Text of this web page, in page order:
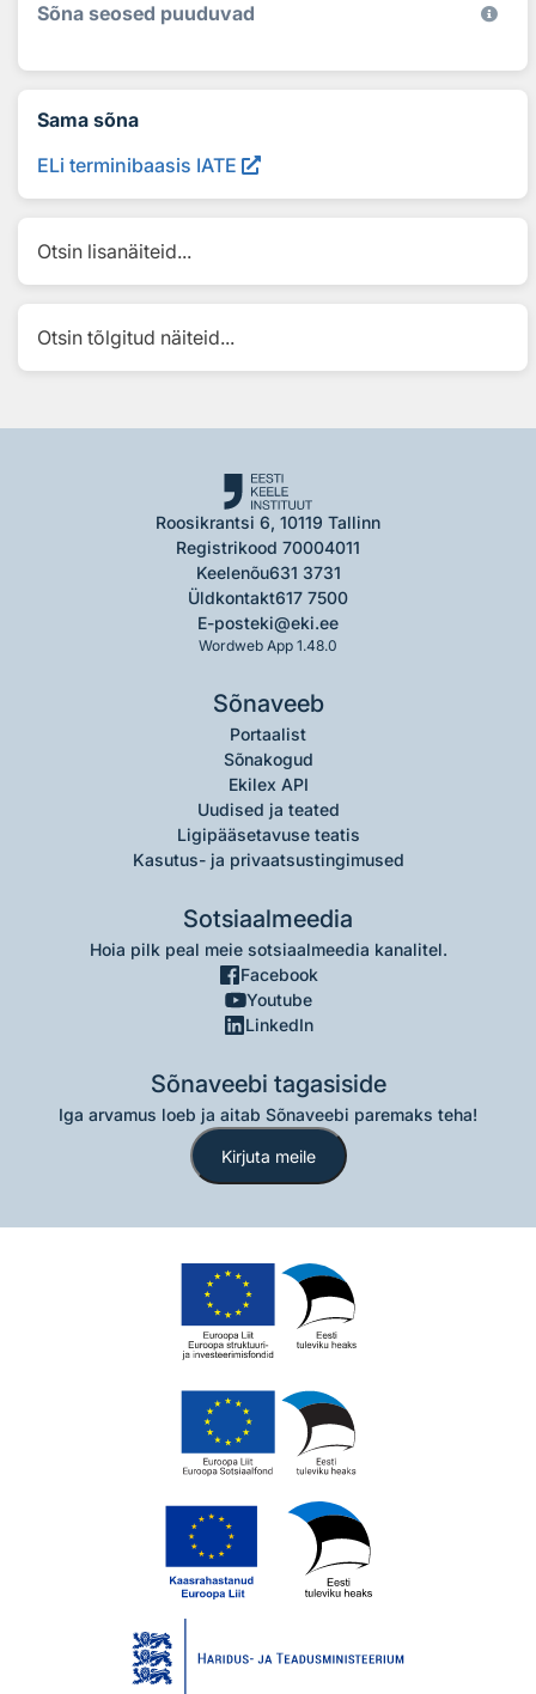
Sõna seosed puuduvad
Sama sõna
ELi terminibaasis IATE
Otsin lisanäiteid...
Otsin tõlgitud näiteid...
Roosikrantsi 6, 10119 Tallinn
Registrikood 70004011
Keelenõu631 3731
Üldkontakt617 7500
E-posteki@eki.ee
Wordweb App 1.48.0
Sõnaveeb
Portaalist
Sõnakogud
Ekilex API
Uudised ja teated
Ligipääsetavuse teatis
Kasutus- ja privaatsustingimused
Sotsiaalmeedia
Hoia pilk peal meie sotsiaalmeedia kanalitel.
Facebook
Youtube
LinkedIn
Sõnaveebi tagasiside
Iga arvamus loeb ja aitab Sõnaveebi paremaks teha!
Kirjuta meile